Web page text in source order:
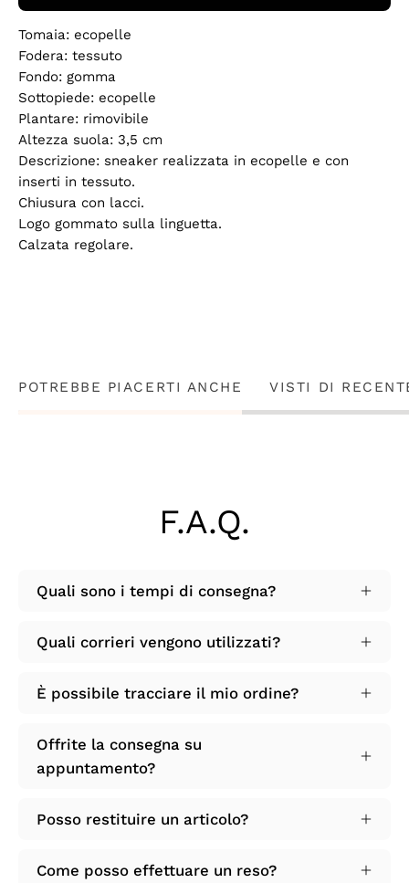
Tomaia: ecopelle
Fodera: tessuto
Fondo: gomma
Sottopiede: ecopelle
Plantare: rimovibile
Altezza suola: 3,5 cm
Descrizione: sneaker realizzata in ecopelle e con
inserti in tessuto.
Chiusura con lacci.
Logo gommato sulla linguetta.
Calzata regolare.
POTREBBE PIACERTI ANCHE VISTI DI
F.A.Q.
Quali sono i tempi di consegna?
Quali corrieri vengono utilizzati?
È possibile tracciare il mio ordine?
Offrite la consegna su
appuntamento?
Posso restituire un articolo?
Come posso effettuare un reso?